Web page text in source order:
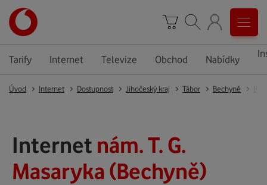
Tarify Internet Televize Obchod Nabídky
Úvod Internet Dostupnost Jihočeský kraj Tábor Bechyně
Internet nám. T. G.
Masaryka (Bechyně)